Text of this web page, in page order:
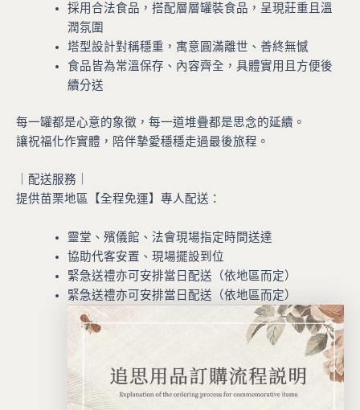
採用合法食品，搭配層層罐裝食品，呈現莊重且溫
潤氛圍
塔型設計對稱穩重，寓意圓滿離世、善終無憾
食品皆為常溫保存、內容齊全，具體實用且方便後
續分送
每一罐都是心意的象徵，每一道堆疊都是思念的延續。
讓祝福化作實體，陪伴摯愛穩穩走過最後旅程。
｜配送服務｜
提供苗栗地區【全程免運】專人配送：
靈堂、殯儀館、法會現場指定時間送達
協助代客安置、現場擺設到位
緊急送禮亦可安排當日配送（依地區而定）
緊急送禮亦可安排當日配送（依地區而定）